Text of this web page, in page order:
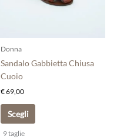
Donna
Sandalo Gabbietta Chiusa
Cuoio
€69,00
Scegli
opzioni
nella
9 taglie